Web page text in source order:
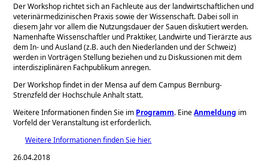
Der Workshop richtet sich an Fachleute aus der landwirtschaftlichen und
veterinärmedizinischen Praxis sowie der Wissenschaft. Dabei soll in
diesem Jahr vor allem die Nutzungsdauer der Sauen diskutiert werden.
Namenhafte Wissenschaftler und Praktiker, Landwirte und Tierärzte aus
dem In- und Ausland (z.B. auch den Niederlanden und der Schweiz)
werden in Vorträgen Stellung beziehen und zu Diskussionen mit dem
interdisziplinären Fachpublikum anregen.
Der Workshop findet in der Mensa auf dem Campus Bernburg-
Strenzfeld der Hochschule Anhalt statt.
Weitere Informationen finden Sie im Programm. EineAnmeldung im
Vorfeld der Veranstaltung ist erforderlich.
Weitere Informationen finden Sie hier.
26.04.2018